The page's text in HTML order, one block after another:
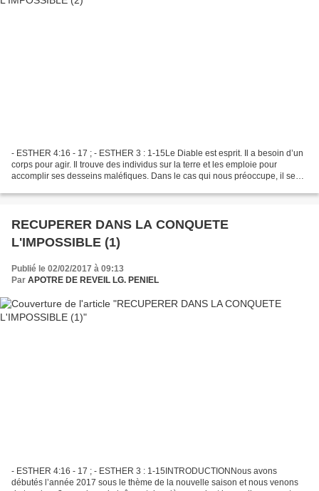
- ESTHER 4:16 - 17 ; - ESTHER 3 : 1-15Le Diable est esprit. Il a besoin d’un
corps pour agir. Il trouve des individus sur la terre et les emploie pour
accomplir ses desseins maléfiques. Dans le cas qui nous préoccupe, il se
RECUPERER DANS LA CONQUETE
L'IMPOSSIBLE (1)
Publié le 02/02/2017 à 09:13
Par APOTRE DE REVEIL LG. PENIEL
- ESTHER 4:16 - 17 ; - ESTHER 3 : 1-15INTRODUCTIONNous avons
débutés l’année 2017 sous le thème de la nouvelle saison et nous venons